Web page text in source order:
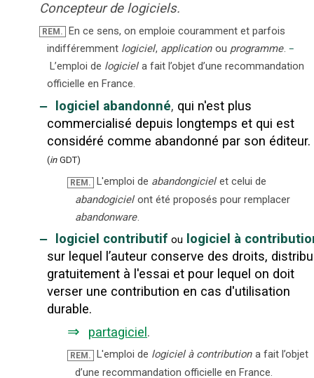
Concepteur de logiciels.
REM.
En ce sens, on emploie couramment et parfois
indifféremment logiciel, application ou programme. –
L’emploi de logiciel a fait l’objet d’une recommandation
officielle en France.
‒ logiciel abandonné, qui n'est plus
commercialisé depuis longtemps et qui est
considéré comme abandonné par son éditeur.
(in GDT)
REM. L'emploi de abandongiciel et celui de
abandogiciel ont été proposés pour remplacer
abandonware.
‒ logiciel contributif ou
logiciel à
sur lequel l’auteur conserve des droits,
gratuitement à l'essai et pour lequel on doit
verser une contribution en cas d'utilisation
durable.
⇒ partagiciel.
REM. L'emploi de logiciel à contribution a fait l’objet
d’une recommandation officielle en France.